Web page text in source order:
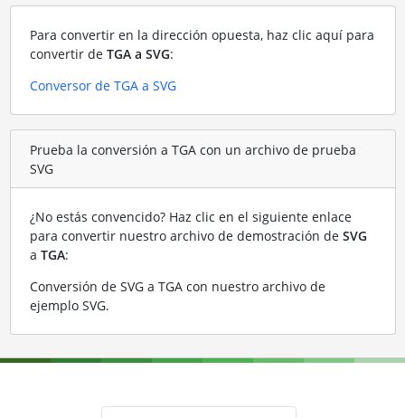
Para convertir en la dirección opuesta, haz clic aquí para
convertir de TGA a SVG:
Conversor de TGA a SVG
Prueba la conversión a TGA con un archivo de prueba
SVG
¿No estás convencido? Haz clic en el siguiente enlace
para convertir nuestro archivo de demostración de SVG
a TGA:
Conversión de SVG a TGA con nuestro archivo de
ejemplo SVG.